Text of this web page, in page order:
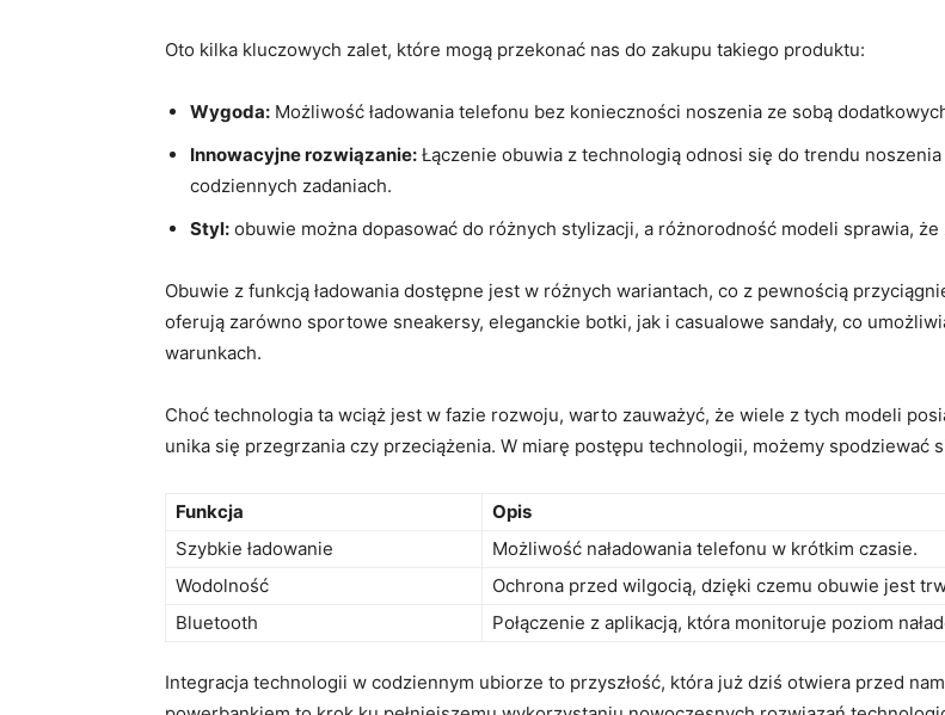
Oto kilka kluczowych zalet, które mogą przekonać nas do zakupu takiego produktu:
Wygoda: Możliwość ładowania telefonu bez konieczności noszenia ze sobą
Innowacyjne rozwiązanie: Łączenie obuwia z technologią odnosi się do trendu
codziennych zadaniach.
Styl: obuwie można dopasować do różnych stylizacji, a różnorodność modeli sprawia,
Obuwie z funkcją ładowania dostępne jest w różnych wariantach, co z pewnością
oferują zarówno sportowe sneakersy, eleganckie botki, jak i casualowe sandały, co
warunkach.
Choć technologia ta wciąż jest w fazie rozwoju, warto zauważyć, że wiele z tych modeli
unika się przegrzania czy przeciążenia. W miarę postępu technologii, możemy spodziewać
Funkcja
Opis
Szybkie ładowanie
Możliwość naładowania telefonu w krótkim czasie.
Wodolność
Ochrona przed wilgocią, dzięki czemu obuwie jest
Bluetooth
Połączenie z aplikacją, która monitoruje poziom
Integracja technologii w codziennym ubiorze to przyszłość, która już dziś otwiera przed